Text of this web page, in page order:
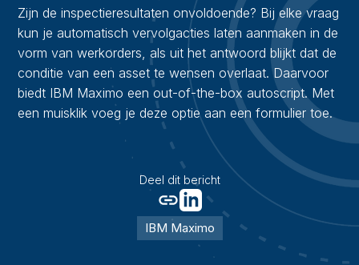
Zijn de inspectieresultaten onvoldoende? Bij elke vraag
kun je automatisch vervolgacties laten aanmaken in de
vorm van werkorders, als uit het antwoord blijkt dat de
conditie van een asset te wensen overlaat. Daarvoor
biedt IBM Maximo een out-of-the-box autoscript. Met
een muisklik voeg je deze optie aan een formulier toe.
Deel dit bericht
IBM Maximo